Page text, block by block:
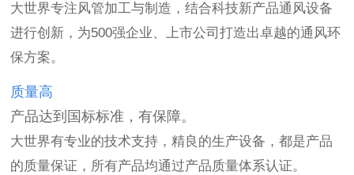
大世界专注风管加工与制造，结合科技新产品通风设备
进行创新，为500强企业、上市公司打造出卓越的通风环
保方案。
质量高
产品达到国标标准，有保障。
大世界有专业的技术支持，精良的生产设备，都是产品
的质量保证，所有产品均通过产品质量体系认证。